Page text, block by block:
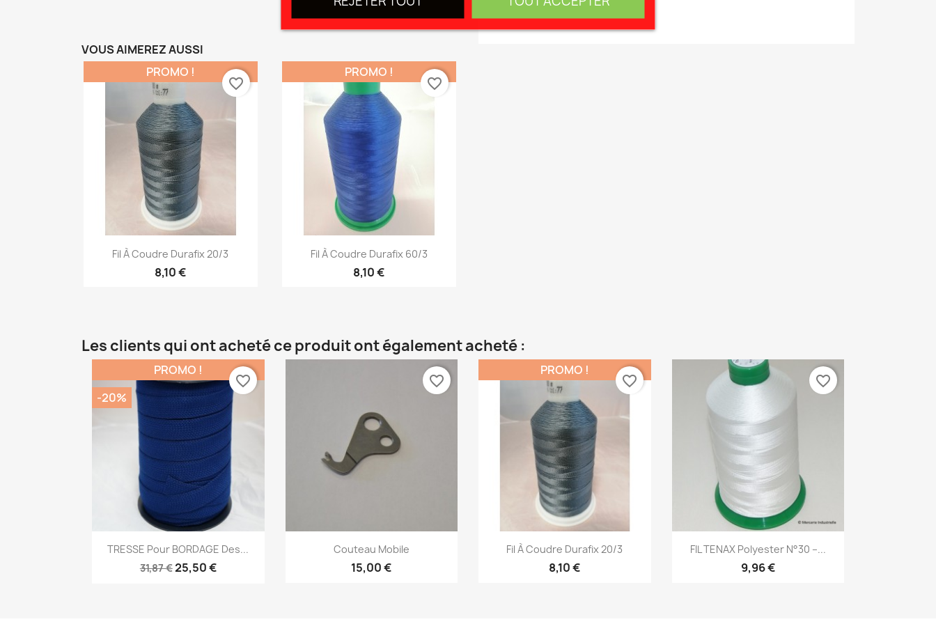
VOUS AIMEREZ AUSSI
Aperçu rapide
Fil À Coudre Durafix 20/3
8,10 €
PROMO !
favorite_border
Aperçu rapide
Fil À Coudre Durafix 60/3
8,10 €
PROMO !
favorite_border
Les clients qui ont acheté ce produit ont également acheté :
 Aperçu rapide
TRESSE Pour BORDAGE Des...
31,87 €25,50 €
PROMO !
-20%
favorite_border
Aperçu rapide
Couteau Mobile
15,00 €
favorite_border
Aperçu rapide
Fil À Coudre Durafix 20/3
8,10 €
PROMO !
favorite_border
Aperçu rapide
FIL TENAX Polyester N°30 –...
9,96 €
favorite_border